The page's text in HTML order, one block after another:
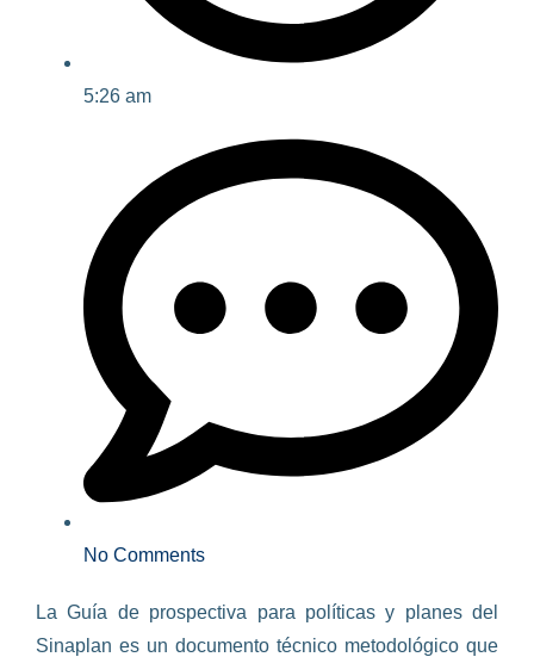
5:26 am
No Comments
La Guía de prospectiva para políticas y planes del
Sinaplan es un documento técnico metodológico que